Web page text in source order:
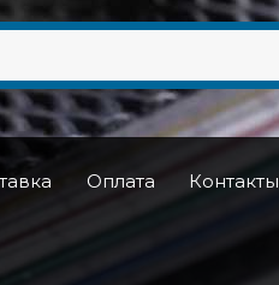
Оплата Контакты